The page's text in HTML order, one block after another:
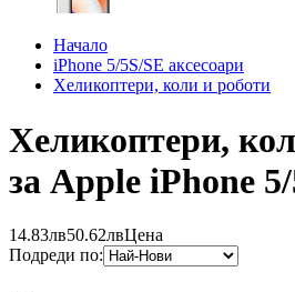
Начало
iPhone 5/5S/SE аксесоари
Хеликоптери, коли и роботи
Хеликоптери,
за Apple iPhone
14.83лв50.62лвЦена
Подреди по: